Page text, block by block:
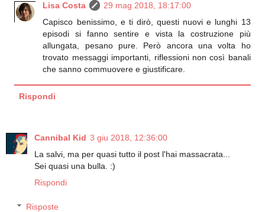
Lisa Costa
29 mag 2018, 18:17:00
Capisco benissimo, e ti dirò, questi nuovi e lunghi 13
episodi si fanno sentire e vista la costruzione più
allungata, pesano pure. Però ancora una volta ho
trovato messaggi importanti, riflessioni non così banali
che sanno commuovere e giustificare.
Rispondi
Cannibal Kid 3 giu 2018, 12:36:00
La salvi, ma per quasi tutto il post l'hai massacrata...
Sei quasi una bulla. :)
Rispondi
Risposte